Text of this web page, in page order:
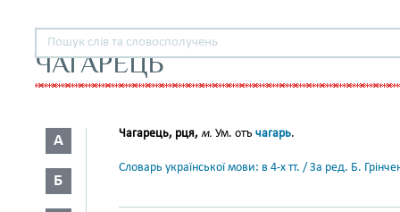
ЧАГАРЕЦЬ
А
Б
Чагарець, рця, м. Ум. отъ чагарь.
Словарь української мови: в 4-х тт. / За ред. Б.